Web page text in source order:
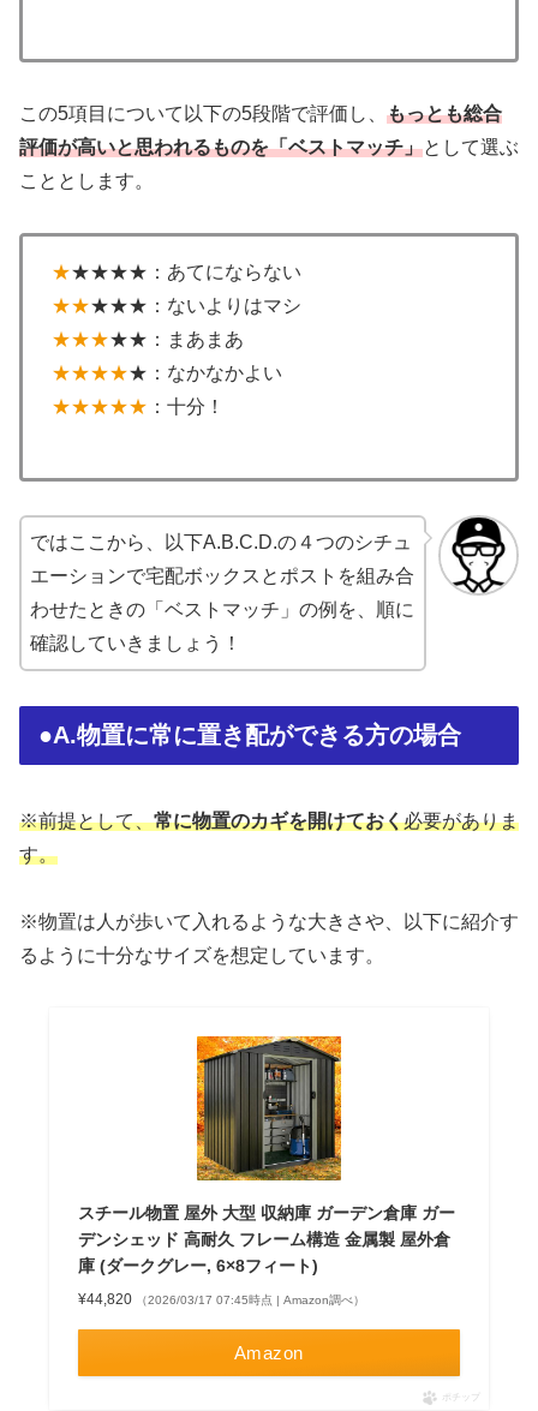
この5項目について以下の5段階で評価し、 もっとも総合
評価が高いと思われるものを「ベストマッチ」として選ぶ
こととします。
★★★★★：あてにならない
★★★★★：ないよりはマシ
★★★★★：まあまあ
★★★★★：なかなかよい
★★★★★ ：十分！
ではここから、以下A.B.C.D.の４つのシチュ
エーションで宅配ボックスとポストを組み合
わせたときの「ベストマッチ」の例を、順に
確認していきましょう！
●A.物置に常に置き配ができる方の場合
※前提として、常に物置のカギを開けておく必要がありま
す。
※物置は人が歩いて入れるような大きさや、以下に紹介す
るように十分なサイズを想定しています。
スチール物置 屋外 大型 収納庫 ガーデン倉庫 ガー
デンシェッド 高耐久 フレーム構造 金属製 屋外倉
庫 (ダークグレー, 6×8フィート)
¥44,820 （2026/03/17 07:45時点 | Amazon調べ）
Amazon
ポチップ